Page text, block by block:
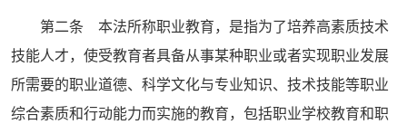
第二条 本法所称职业教育，是指为了培养高素质技术
技能人才，使受教育者具备从事某种职业或者实现职业发展
所需要的职业道德、科学文化与专业知识、技术技能等职业
综合素质和行动能力而实施的教育，包括职业学校教育和职